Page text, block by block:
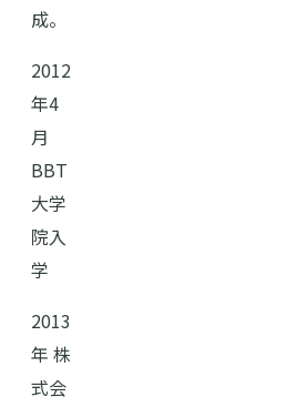
成。
2012
年4
月
BBT
大学
院入
学
2013
年 株
式会